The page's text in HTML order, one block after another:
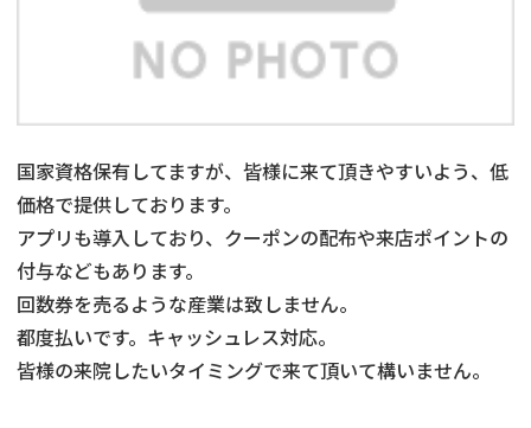
国家資格保有してますが、皆様に来て頂きやすいよう、低
価格で提供しております。
アプリも導入しており、クーポンの配布や来店ポイントの
付与などもあります。
回数券を売るような産業は致しません。
都度払いです。キャッシュレス対応。
皆様の来院したいタイミングで来て頂いて構いません。